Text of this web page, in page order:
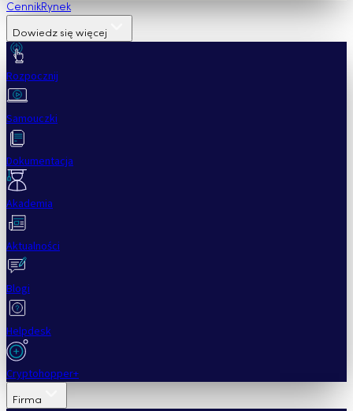
CennikRynek
Dowiedz się więcej
Rozpocznij
Samouczki
Dokumentacja
Akademia
Aktualności
Blogi
Helpdesk
Cryptohopper+
Firma